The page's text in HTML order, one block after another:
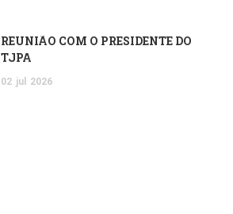
REUNIÃO COM O PRESIDENTE DO
TJPA
02 jul 2026